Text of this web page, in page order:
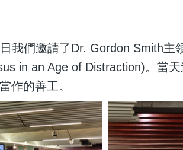
我們邀請了Dr. Gordon Smith主
in an Age of Distraction)。當
作的善工。